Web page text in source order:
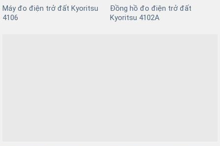
Máy đo điện trở đất Kyoritsu
4106
Đồng hồ đo điện trở đất
Kyoritsu 4102A